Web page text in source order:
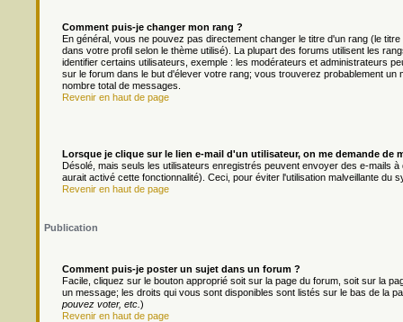
Comment puis-je changer mon rang ?
En général, vous ne pouvez pas directement changer le titre d'un rang (le
dans votre profil selon le thème utilisé). La plupart des forums utilisent les
identifier certains utilisateurs, exemple : les modérateurs et administrateurs
sur le forum dans le but d'élever votre rang; vous trouverez probablement
nombre total de messages.
Revenir en haut de page
Lorsque je clique sur le lien e-mail d'un utilisateur, on me demande de
Désolé, mais seuls les utilisateurs enregistrés peuvent envoyer des e-mails
aurait activé cette fonctionnalité). Ceci, pour éviter l'utilisation malveillante du
Revenir en haut de page
Publication
Comment puis-je poster un sujet dans un forum ?
Facile, cliquez sur le bouton approprié soit sur la page du forum, soit sur la
un message; les droits qui vous sont disponibles sont listés sur le bas de la
pouvez voter, etc. )
Revenir en haut de page